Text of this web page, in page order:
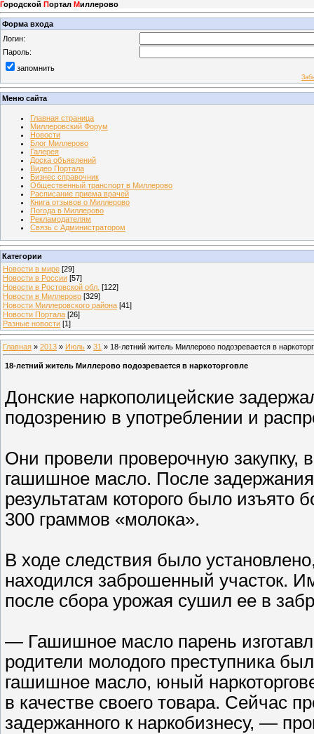
Городской Портал Миллерово
Форма входа
Логин:
Пароль:
запомнить
Меню сайта
Главная страница
Миллеровский Форум
Новости
Блог Миллерово
Галерея
Доска объявлений
Видео Портала
Бизнес справочник
Общественный транспорт в Миллерово
Расписание приема врачей
Книга отзывов о Миллерово
Погода в Миллерово
Рекламодателям
Связь с Администратором
Категории
Новости в мире [29]
Новости в России [57]
Новости в Ростовской обл. [122]
Новости в Миллерово [329]
Новости Миллеровского района [41]
Новости Портала [26]
Разные новости [1]
Главная » 2013 » Июль » 31 » 18-летний житель Миллерово подозревается в
18-летний житель Миллерово подозревается в наркоторговле
Донские наркополицейские
подозрению в употреблении и
Они провели проверочную закупку,
гашишное масло. После
результатам которого было изъято
300 граммов «молока».
В ходе следствия было
находился заброшенный участок.
после сбора урожая сушил ее в
— Гашишное масло парень
родители молодого преступника
гашишное масло, юный
в качестве своего товара. Сейчас
задержанного к наркобизнесу, —